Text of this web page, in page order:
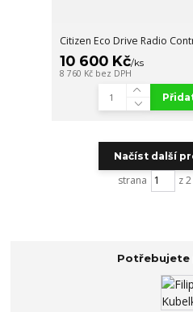
Citizen Eco Drive Radio
10 600 Kč/ks
8 760 Kč bez DPH
Načíst další
strana z 2
Potřebujete